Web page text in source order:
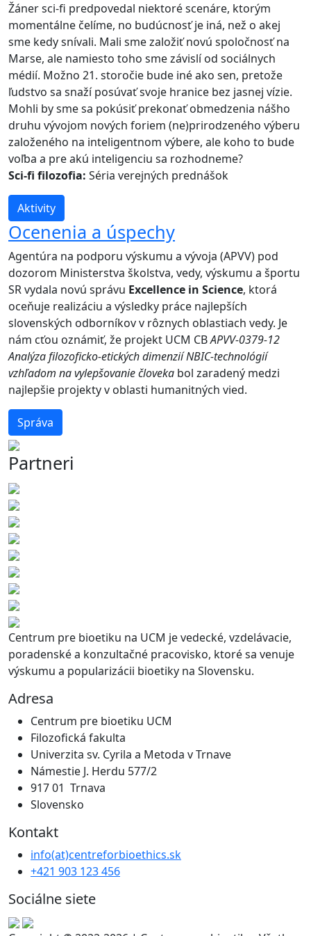
Žáner sci-fi predpovedal niektoré scenáre, ktorým
momentálne čelíme, no budúcnosť je iná, než o akej
sme kedy snívali. Mali sme založiť novú spoločnosť na
Marse, ale namiesto toho sme závislí od sociálnych
médií. Možno 21. storočie bude iné ako sen, pretože
ľudstvo sa snaží posúvať svoje hranice bez jasnej vízie.
Mohli by sme sa pokúsiť prekonať obmedzenia nášho
druhu vývojom nových foriem (ne)prirodzeného výberu
založeného na inteligentnom výbere, ale koho to bude
voľba a pre akú inteligenciu sa rozhodneme?
Sci-fi filozofia: Séria verejných prednášok
Aktivity
Ocenenia a úspechy
Agentúra na podporu výskumu a vývoja (APVV) pod
dozorom Ministerstva školstva, vedy, výskumu a športu
SR vydala novú správu Excellence in Science, ktorá
oceňuje realizáciu a výsledky práce najlepších
slovenských odborníkov v rôznych oblastiach vedy. Je
nám cťou oznámiť, že projekt UCM CBAPVV-0379-12
Analýza filozoficko-etických dimenzií NBIC-technológií
vzhľadom na vylepšovanie človeka bol zaradený medzi
najlepšie projekty v oblasti humanitných vied.
Správa
Partneri
Centrum pre bioetiku na UCM je vedecké, vzdelávacie,
poradenské a konzultačné pracovisko, ktoré sa venuje
výskumu a popularizácii bioetiky na Slovensku.
Adresa
Centrum pre bioetiku UCM
Filozofická fakulta
Univerzita sv. Cyrila a Metoda v Trnave
Námestie J. Herdu 577/2
917 01 Trnava
Slovensko
Kontakt
info(at)centreforbioethics.sk
+421 903 123 456
Sociálne siete